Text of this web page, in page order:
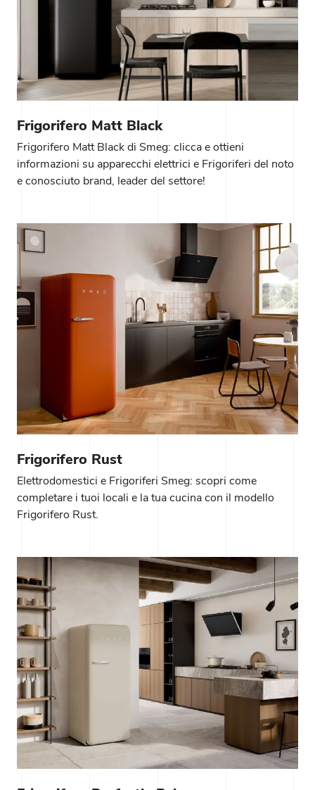
Frigorifero Matt Black
Frigorifero Matt Black di Smeg: clicca e ottieni
informazioni su apparecchi elettrici e Frigoriferi del noto
e conosciuto brand, leader del settore!
Frigorifero Rust
Elettrodomestici e Frigoriferi Smeg: scopri come
completare i tuoi locali e la tua cucina con il modello
Frigorifero Rust.